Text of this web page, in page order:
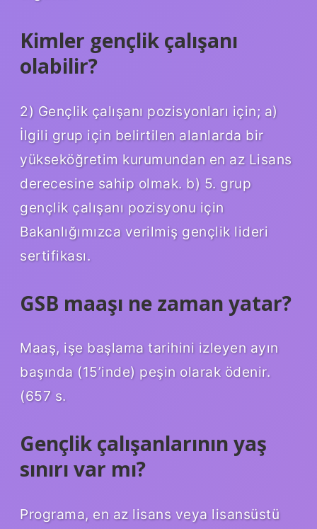
Kimler gençlik çalışanı
olabilir?
2) Gençlik çalışanı pozisyonları için; a)
İlgili grup için belirtilen alanlarda bir
yükseköğretim kurumundan en az Lisans
derecesine sahip olmak. b) 5. grup
gençlik çalışanı pozisyonu için
Bakanlığımızca verilmiş gençlik lideri
sertifikası.
GSB maaşı ne zaman yatar?
Maaş, işe başlama tarihini izleyen ayın
başında (15’inde) peşin olarak ödenir.
(657 s.
Gençlik çalışanlarının yaş
sınırı var mı?
Programa, en az lisans veya lisansüstü